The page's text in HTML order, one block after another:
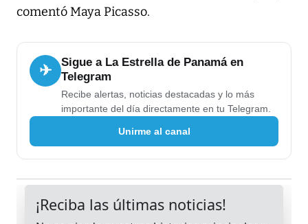
comentó Maya Picasso.
✈
Sigue a La Estrella de Panamá en
Telegram
Recibe alertas, noticias destacadas y lo más
importante del día directamente en tu Telegram.
Unirme al canal